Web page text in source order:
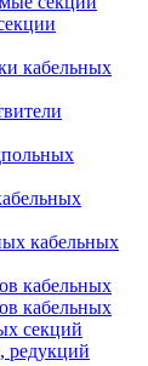
кабельных
кабельных
кабельных
кабельных
секций
редукций